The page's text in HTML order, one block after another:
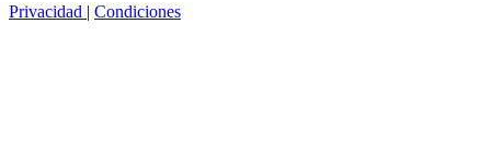
Privacidad | Condiciones